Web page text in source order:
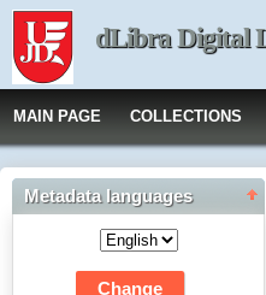
dLibra Digital
MAIN PAGE COLLECTIONS
Metadata languages